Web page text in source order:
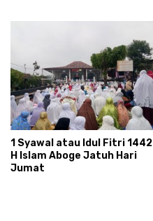
1 Syawal atau Idul Fitri 1442
H Islam Aboge Jatuh Hari
Jumat